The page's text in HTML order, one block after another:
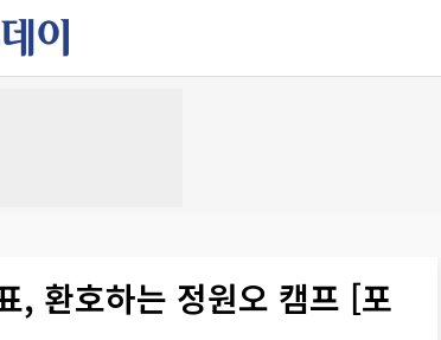
, 환호하는 정원오 캠프 [포